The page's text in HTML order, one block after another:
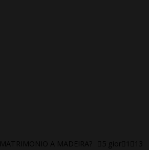
MATRIMONIO A MADEIRA? 5 gior 1 13